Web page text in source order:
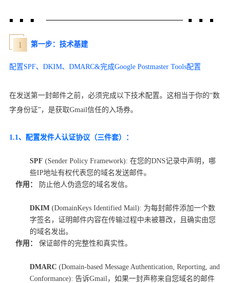
1 第一步：技术基建
配置SPF、DKIM、DMARC&完成Google Postmaster Tools配置
在发送第一封邮件之前，必须完成以下技术配置。这相当于你的“数
字身份证”，是获取Gmail信任的入场券。
1.1、配置发件人认证协议（三件套）：
SPF (Sender Policy Framework): 在您的DNS记录中声明，哪
些IP地址有权代表您的域名发送邮件。
作用：
防止他人伪造您的域名发信。
DKIM (DomainKeys Identified Mail): 为每封邮件添加一个数
字签名，证明邮件内容在传输过程中未被篡改，且确实由您
的域名发出。
作用：
保证邮件的完整性和真实性。
DMARC (Domain-based Message Authentication, Reporting, and
Conformance): 告诉Gmail，如果一封声称来自您域名的邮件